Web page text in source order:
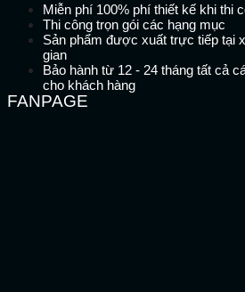
Miễn phí 100% phí thiết kế khi thi
Thi công trọn gói các hạng mục
Sản phẩm được xuất trực tiếp tại
gian
Bảo hành từ 12 - 24 tháng tất cả
cho khách hàng
FANPAGE